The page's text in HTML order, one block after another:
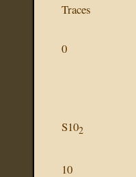
Traces
0
S102
10